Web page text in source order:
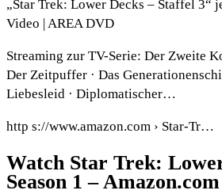
„Star Trek: Lower Decks – Staffel 3“
Video | AREA DVD
Streaming zur TV-Serie: Der Zweite
Der Zeitpuffer · Das
Liebesleid · Diplomatischer…
http s://www.amazon.com › Star-Tr…
Watch Star Trek:
Season 1 – Amazon.com